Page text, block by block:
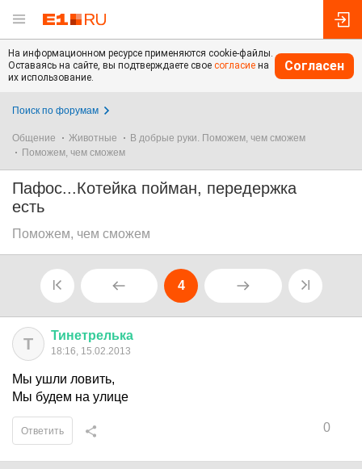
На информационном ресурсе применяются cookie-файлы.
Оставаясь на сайте, вы подтверждаете свое согласие на
их использование.
Согласен
Поиск по форумам
Общение Животные
В добрые руки. Поможем, чем сможем
Поможем, чем сможем
Пафос...Котейка пойман, передержка
есть
Поможем, чем сможем
4
Т Тинетрелька
18:16, 15.02.2013
Мы ушли ловить,
Мы будем на улице
0
Ответить